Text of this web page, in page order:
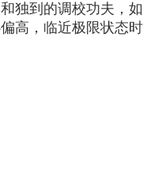
独到的调校功夫，
高，临近极限状态